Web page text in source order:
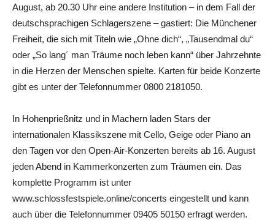
August, ab 20.30 Uhr eine andere Institution – in dem Fall der
deutschsprachigen Schlagerszene – gastiert: Die Münchener
Freiheit, die sich mit Titeln wie „Ohne dich“, „Tausendmal du“
oder „So lang´ man Träume noch leben kann“ über Jahrzehnte
in die Herzen der Menschen spielte. Karten für beide Konzerte
gibt es unter der Telefonnummer 0800 2181050.
In Hohenprießnitz und in Machern laden Stars der
internationalen Klassikszene mit Cello, Geige oder Piano an
den Tagen vor den Open-Air-Konzerten bereits ab 16. August
jeden Abend in Kammerkonzerten zum Träumen ein. Das
komplette Programm ist unter
www.schlossfestspiele.online/concerts eingestellt und kann
auch über die Telefonnummer 09405 50150 erfragt werden.